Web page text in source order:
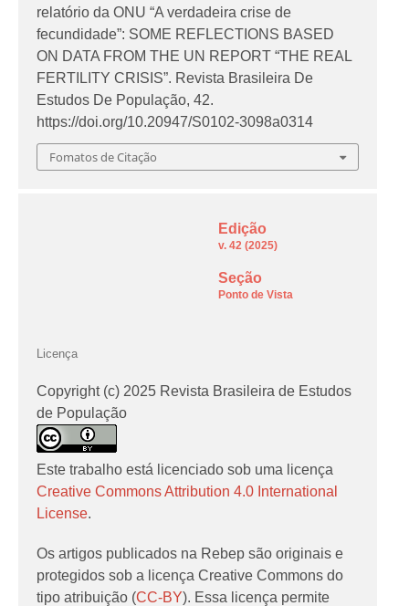
relatório da ONU “A verdadeira crise de
fecundidade”: SOME REFLECTIONS BASED
ON DATA FROM THE UN REPORT “THE REAL
FERTILITY CRISIS”. Revista Brasileira De
Estudos De População,42.
https://doi.org/10.20947/S0102-3098a0314
Fomatos de Citação
Edição
v. 42 (2025)
Seção
Ponto de Vista
Licença
Copyright (c) 2025 Revista Brasileira de Estudos
de População
Este trabalho está licenciado sob uma licença
Creative Commons Attribution 4.0 International
License.
Os artigos publicados na Rebep são originais e
protegidos sob a licença Creative Commons do
tipo atribuição (CC-BY). Essa licença permite